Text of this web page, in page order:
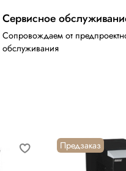
Сервисное
Сопровождаем от
обслуживания
Предзаказ